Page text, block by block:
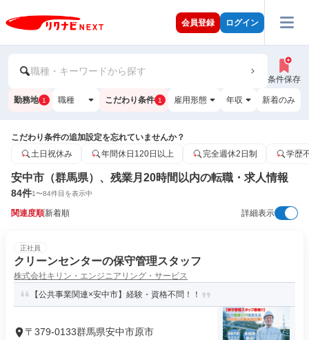
会員登録 ログイン
職種・キーワードから探す
条件保存
勤務地 1 職種 こだわり条件 1 雇用形態 年収 新着のみ
こだわり条件の追加設定を忘れていませんか？
土日祝休み
年間休日120日以上 完全週休2日制 学歴
安中市（群馬県）、残業月20時間以内の転職・求人情報
84件1〜84件目を表示中
関連度順新着順 詳細表示
正社員
クリーンセンターの保守管理スタッフ
株式会社キリン・エンジニアリング・サービス
【公共事業関連×安中市】経験・資格不問！！
〒379-0133群馬県安中市原市